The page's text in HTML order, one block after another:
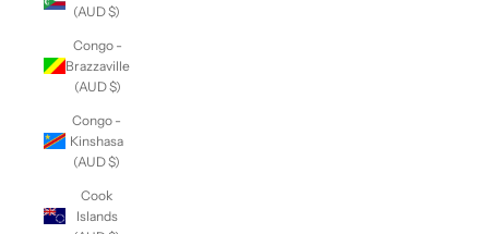
(AUD $)
Congo -
Brazzaville
(AUD $)
Congo -
Kinshasa
(AUD $)
Cook
Islands